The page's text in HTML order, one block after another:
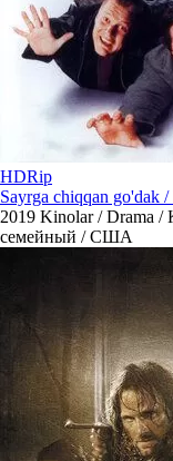
HDRip
Sayrga chiqqan go'dak
2019 Kinolar / Drama /
семейный / США